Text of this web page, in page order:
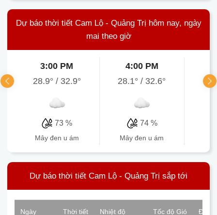
Dự báo thời tiết Cam Lộ - Quảng Trị hôm nay, ngày
mai theo giờ
3:00 PM
28.9° / 32.9°
73 %
mây đen u ám
4:00 PM
28.1°/ 32.6°
74 %
mây đen u ám
Dự báo thời tiết Cam Lộ - Quảng Trị sắp tới
Ngày Thời tiết Nhiệt độ Tốc độ Gió Độ